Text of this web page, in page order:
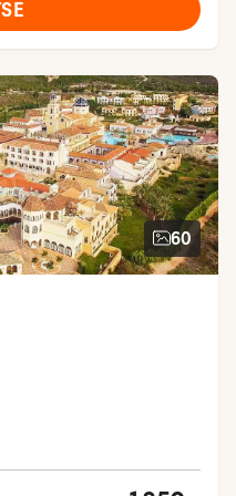
60
4.1 of 5